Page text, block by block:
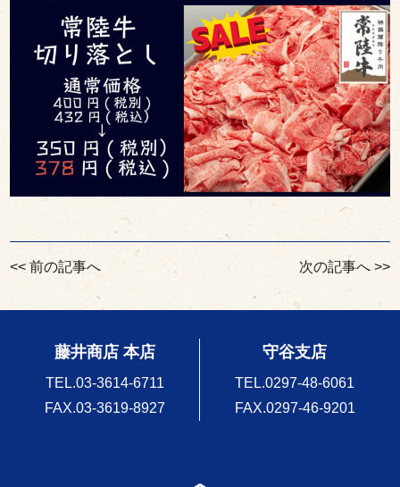
稿
ビ
<< 前の記事へ 次の記事へ >>
藤井商店 本店
TEL.03-3614-6711
FAX.03-3619-8927
守谷支店
TEL.0297-48-6061
FAX.0297-46-9201